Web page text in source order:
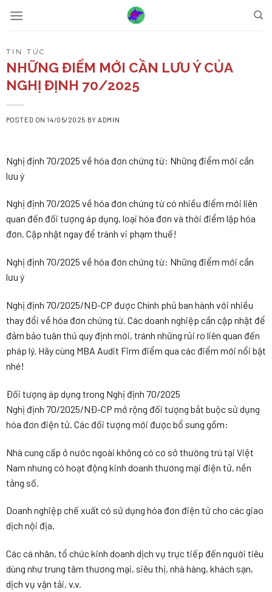
TIN TỨC
NHỮNG ĐIỂM MỚI CẦN LƯU Ý CỦA
NGHỊ ĐỊNH 70/2025
POSTED ON14/05/2025 BY ADMIN
Nghị định 70/2025 về hóa đơn chứng từ: Những điểm mới cần
lưu ý
Nghị định 70/2025 về hóa đơn chứng từ có nhiều điểm mới liên
quan đến đối tượng áp dụng, loại hóa đơn và thời điểm lập hóa
đơn. Cập nhật ngay để tránh vi phạm thuế!
Nghị định 70/2025 về hóa đơn chứng từ: Những điểm mới cần
lưu ý
Nghị định 70/2025/NĐ-CP được Chính phủ ban hành với nhiều
thay đổi về hóa đơn chứng từ. Các doanh nghiệp cần cập nhật để
đảm bảo tuân thủ quy định mới, tránh những rủi ro liên quan đến
pháp lý. Hãy cùng MBA Audit Firm điểm qua các điểm mới nổi bật
nhé!
Đối tượng áp dụng trong Nghị định 70/2025
Nghị định 70/2025/NĐ-CP mở rộng đối tượng bắt buộc sử dụng
hóa đơn điện tử. Các đối tượng mới được bổ sung gồm:
Nhà cung cấp ở nước ngoài không có cơ sở thường trú tại Việt
Nam nhưng có hoạt động kinh doanh thương mại điện tử, nền
tảng số.
Doanh nghiệp chế xuất có sử dụng hóa đơn điện tử cho các giao
dịch nội địa.
Các cá nhân, tổ chức kinh doanh dịch vụ trực tiếp đến người tiêu
dùng như trung tâm thương mại, siêu thị, nhà hàng, khách sạn,
dịch vụ vận tải, v.v.